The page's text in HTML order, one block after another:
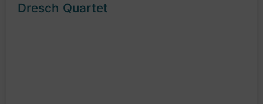
Dresch Quartet